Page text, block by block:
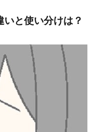
いと使い分けは？